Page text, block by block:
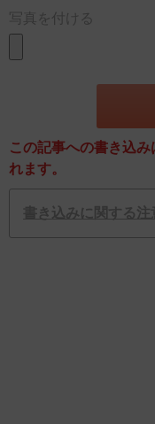
写真を付ける
この記事への書き込
れます。
書き込みに関する注